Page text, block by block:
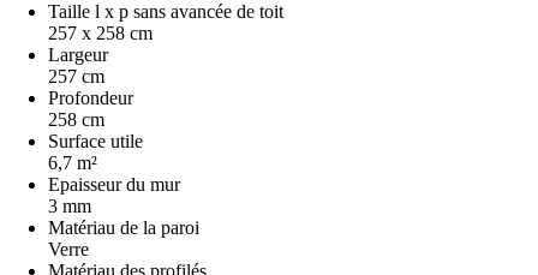
Taille l x p sans avancée de toit
257 x 258 cm
Largeur
257 cm
Profondeur
258 cm
Surface utile
6,7 m²
Epaisseur du mur
3 mm
Matériau de la paroi
Verre
Matériau des profilés